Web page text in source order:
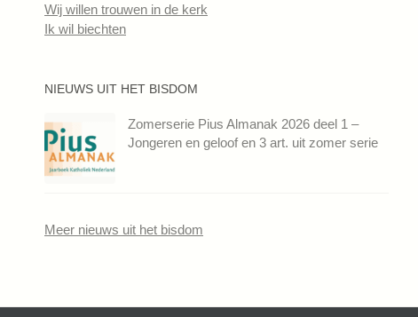
Wij willen trouwen in de kerk
Ik wil biechten
NIEUWS UIT HET BISDOM
Zomerserie Pius Almanak 2026 deel 1 –
Jongeren en geloof en 3 art. uit zomer serie
Meer nieuws uit het bisdom